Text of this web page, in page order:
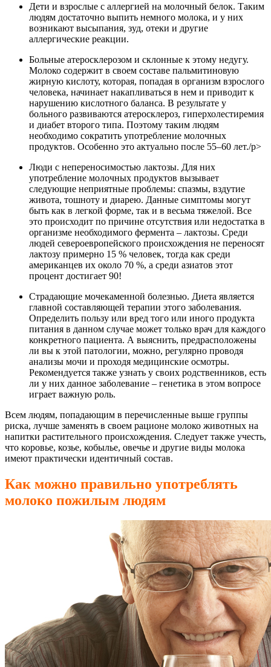
Дети и взрослые с аллергией на молочный белок. Таким
людям достаточно выпить немного молока, и у них
возникают высыпания, зуд, отеки и другие
аллергические реакции.
Больные атеросклерозом и склонные к этому недугу.
Молоко содержит в своем составе пальмитиновую
жирную кислоту, которая, попадая в организм взрослого
человека, начинает накапливаться в нем и приводит к
нарушению кислотного баланса. В результате у
больного развиваются атеросклероз, гиперхолестиремия
и диабет второго типа. Поэтому таким людям
необходимо сократить употребление молочных
продуктов. Особенно это актуально после 55–60 лет./p>
Люди с непереносимостью лактозы. Для них
употребление молочных продуктов вызывает
следующие неприятные проблемы: спазмы, вздутие
живота, тошноту и диарею. Данные симптомы могут
быть как в легкой форме, так и в весьма тяжелой. Все
это происходит по причине отсутствия или недостатка в
организме необходимого фермента – лактозы. Среди
людей североевропейского происхождения не переносят
лактозу примерно 15 % человек, тогда как среди
американцев их около 70 %, а среди азиатов этот
процент достигает 90!
Страдающие мочекаменной болезнью. Диета является
главной составляющей терапии этого заболевания.
Определить пользу или вред того или иного продукта
питания в данном случае может только врач для каждого
конкретного пациента. А выяснить, предрасположены
ли вы к этой патологии, можно, регулярно проводя
анализы мочи и проходя медицинские осмотры.
Рекомендуется также узнать у своих родственников, есть
ли у них данное заболевание – генетика в этом вопросе
играет важную роль.
Всем людям, попадающим в перечисленные выше группы
риска, лучше заменять в своем рационе молоко животных на
напитки растительного происхождения. Следует также учесть,
что коровье, козье, кобылье, овечье и другие виды молока
имеют практически идентичный состав.
Как можно правильно употреблять
молоко пожилым людям